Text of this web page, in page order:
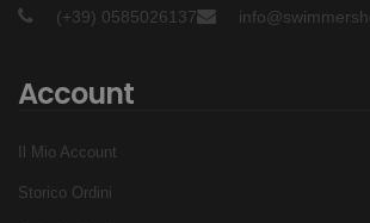
Made in Italy
Massima libertà di movimento
Resiste a cloro e raggi UV
Materiale: 80% Polyester Micro 20%
(+39) 0585026137
Account
Il Mio Account
Storico Ordini